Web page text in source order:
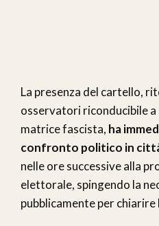
La presenza del cartello,
osservatori riconducibile
matrice fascista, ha
confronto politico in
nelle ore successive alla
elettorale, spingendo la
pubblicamente per